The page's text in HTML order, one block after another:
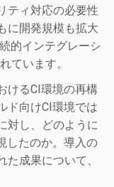
ティ対応の必要性
に開発規模も拡大
的インテグレーシ
ています。
けるCI環境の再構
ド向けCI環境では
対し、どのように
したのか。導入の
成果について、